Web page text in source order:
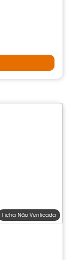
Ficha Não Verificada